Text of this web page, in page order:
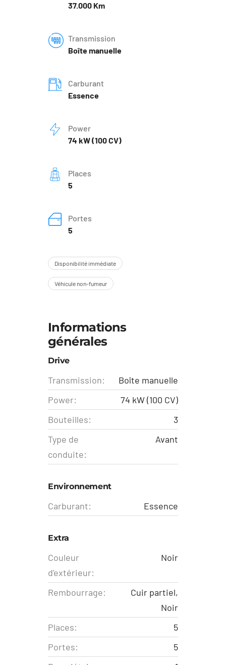
37.000 Km
Transmission
Boîte manuelle
Carburant
Essence
Power
74 kW (100 CV)
Places
5
Portes
5
Disponibilité immédiate
Véhicule non-fumeur
Informations
générales
Drive
Transmission:
Boîte manuelle
Power:
74 kW (100 CV)
Bouteilles:
3
Type de
conduite:
Avant
Environnement
Carburant: Essence
Extra
Couleur
d'extérieur:
Noir
Rembourrage:
Cuir partiel,
Noir
Places:
5
Portes:
5